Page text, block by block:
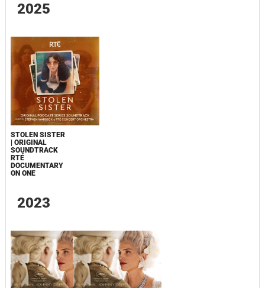
2025
STOLEN SISTER
| ORIGINAL
SOUNDTRACK
RTÉ
DOCUMENTARY
ON ONE
2023